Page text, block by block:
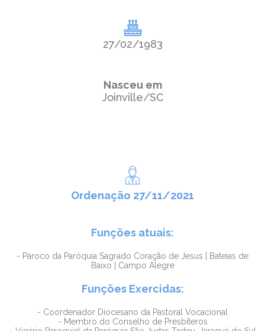
27/02/1983
Nasceu em
Joinville/SC
Ordenação 27/11/2021
Funções atuais:
- Pároco da Paróquia Sagrado Coração de Jesus | Bateias de
Baixo | Campo Alegre
Funções Exercidas:
- Coordenador Diocesano da Pastoral Vocacional
- Membro do Conselho de Presbíteros